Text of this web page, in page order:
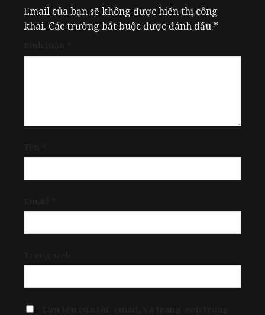
Email của bạn sẽ không được hiển thị công
khai. Các trường bắt buộc được đánh dấu *